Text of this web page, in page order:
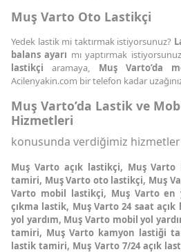
Muş Varto Oto Lastikçi
Yedek lastik mi taktırmak istiyorsunuz?
balans ayarı mı yaptırmak
lastikçiaramaya, Muş Varto’da
Acilenyakin.com bir telefon kadar
Muş Varto’da Lastik ve
Hizmetleri
konusunda verdiğimiz hizmetler
Muş Varto açık lastikçi, Muş
tamiri, Muş Varto oto lastikçi, Muş
Varto mobil lastikçi, Muş Varto en
çıkma lastik, Muş Varto 24 saat
yol yardım, Muş Varto mobil yol
tamiri, Muş Varto kamyon lastiği
lastik tamiri, Muş Varto 7/24 açık